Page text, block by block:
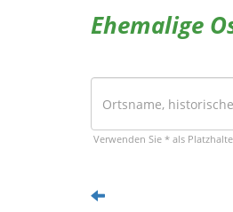
Ehemalige
Verwenden Sie * als